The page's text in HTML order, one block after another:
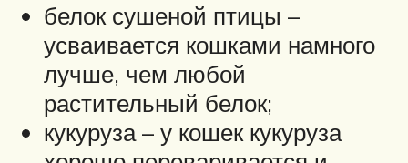
белок сушеной птицы –
усваивается кошками намного
лучше, чем любой
растительный белок;
кукуруза – у кошек кукуруза